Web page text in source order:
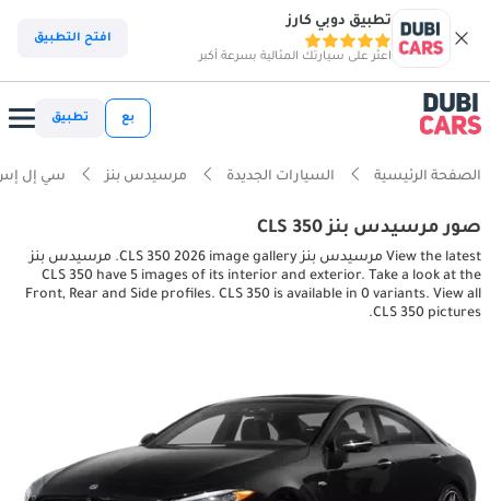
تطبيق دوبي كارز
اعثر على سيارتك المثالية بسرعة أكبر
افتح التطبيق
بع تطبيق
الصفحة الرئيسية السيارات الجديدة مرسيدس بنز سي إل
صور مرسيدس بنز CLS 350
View the latest مرسيدس بنز CLS 350 2026 image gallery. مرسيدس بنز
CLS 350 have 5 images of its interior and exterior. Take a look at the
Front, Rear and Side profiles. CLS 350 is available in 0 variants. View all
CLS 350 pictures.